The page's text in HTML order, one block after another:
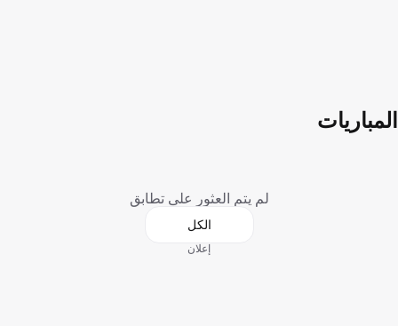
المباريات
لم يتم العثور على تطابق
الكل
إعلان